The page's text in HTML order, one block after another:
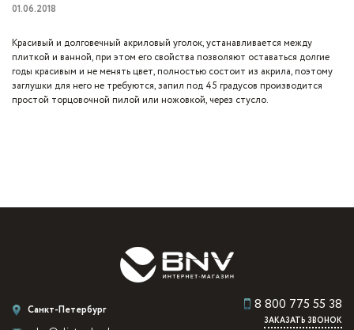
01.06.2018
Красивый и долговечный акриловый уголок, устанавливается между
плиткой и ванной, при этом его свойства позволяют оставаться долгие
годы красивым и не менять цвет, полностью состоит из акрила, поэтому
заглушки для него не требуются, запил под 45 градусов производится
простой торцовочной пилой или ножовкой, через стусло.
Санкт-Петербург
8 800 775 55 38
ЗАКАЗАТЬ ЗВОНОК